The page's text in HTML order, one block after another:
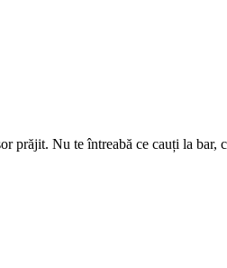
prăjit. Nu te întreabă ce cauți la bar,